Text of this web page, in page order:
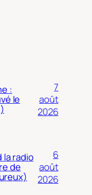
:
le
7
août
2026
la radio
de
6
août
2026